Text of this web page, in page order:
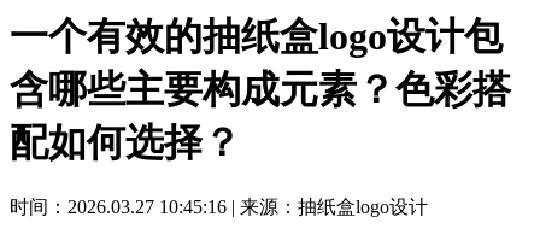
一个有效的抽纸盒logo设计包
含哪些主要构成元素？色彩搭
配如何选择？
时间：2026.03.27 10:45:16 | 来源：抽纸盒logo设计